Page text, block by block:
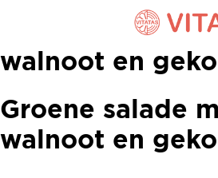
Groene salade
walnoot en
Groene salade
walnoot en